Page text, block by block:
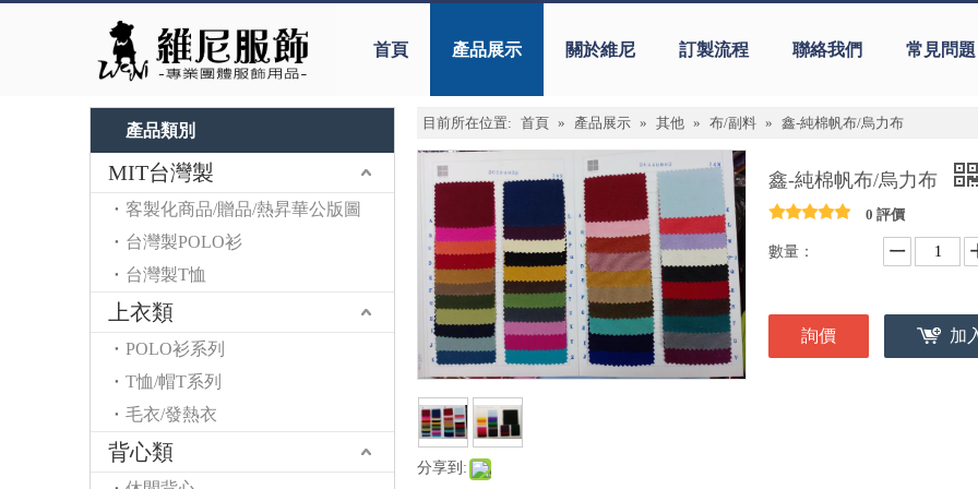
首頁 產品展示 關於維尼 訂製流程 聯絡我們 常見問題
產品類別
MIT台灣製
客製化商品/贈品/熱昇華公版圖
台灣製POLO衫
台灣製T恤
上衣類
POLO衫系列
T恤/帽T系列
毛衣/發熱衣
背心類
目前所在位置: 首頁 » 產品展示 » 其他 » 布/副料 » 鑫-純棉帆布/烏力布
分享到:
鑫-純棉帆布/烏力布
0 評價
數量：
詢價 加